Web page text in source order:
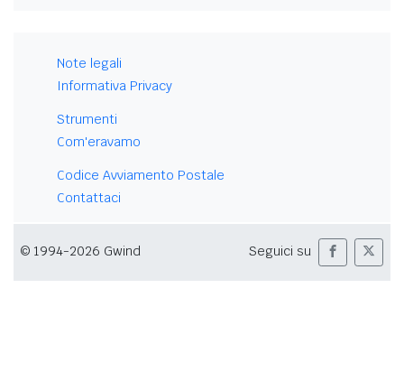
Note legali
Informativa Privacy
Strumenti
Com'eravamo
Codice Avviamento Postale
Contattaci
© 1994-2026 Gwind Seguici su